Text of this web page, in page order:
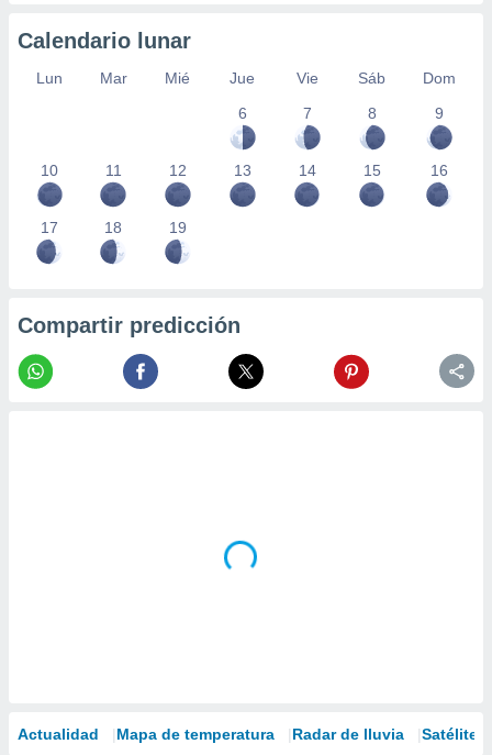
Calendario lunar
Lun Mar Mié Jue Vie Sáb
Dom
6
7 8 9
10 11 12 13 14 15 16
17 18 19
Compartir predicción
Actualidad Mapa de temperatura Radar de lluvia Satélites